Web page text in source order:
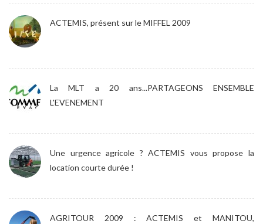
ACTEMIS, présent sur le MIFFEL 2009
La MLT a 20 ans...PARTAGEONS ENSEMBLE
L'EVENEMENT
Une urgence agricole ? ACTEMIS vous propose la
location courte durée !
AGRITOUR 2009 : ACTEMIS et MANITOU,